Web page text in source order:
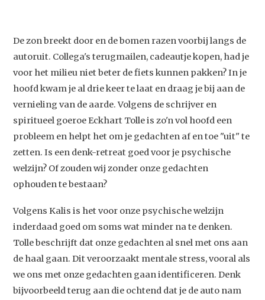
De zon breekt door en de bomen razen voorbij langs de
autoruit. Collega's terugmailen, cadeautje kopen, had je
voor het milieu niet beter de fiets kunnen pakken? In je
hoofd kwam je al drie keer te laat en draag je bij aan de
vernieling van de aarde. Volgens de schrijver en
spiritueel goeroe Eckhart Tolle is zo'n vol hoofd een
probleem en helpt het om je gedachten af en toe "uit" te
zetten. Is een denk-retreat goed voor je psychische
welzijn? Of zouden wij zonder onze gedachten
ophouden te bestaan?
Volgens Kalis is het voor onze psychische welzijn
inderdaad goed om soms wat minder na te denken.
Tolle beschrijft dat onze gedachten al snel met ons aan
de haal gaan. Dit veroorzaakt mentale stress, vooral als
we ons met onze gedachten gaan identificeren. Denk
bijvoorbeeld terug aan die ochtend dat je de auto nam